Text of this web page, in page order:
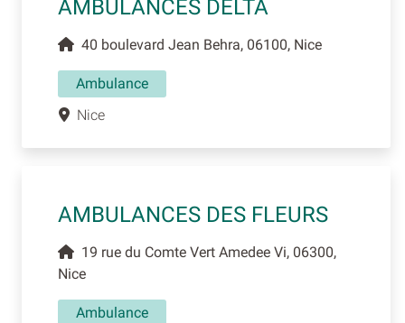
AMBULANCES DELTA
40 boulevard Jean Behra, 06100, Nice
Ambulance
Nice
AMBULANCES DES FLEURS
19 rue du Comte Vert Amedee Vi, 06300,
Nice
Ambulance